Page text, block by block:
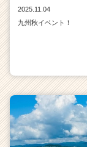
2025.11.04
九州秋イベント！